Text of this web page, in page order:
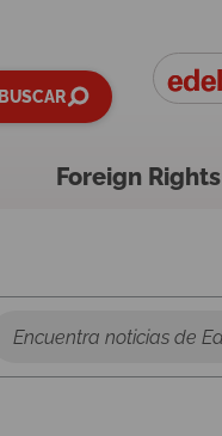
BUSCAR
Foreign Rights